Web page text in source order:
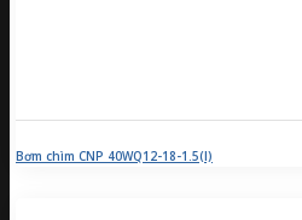
Bơm chìm CNP 40WQ12-18-1.5(I)